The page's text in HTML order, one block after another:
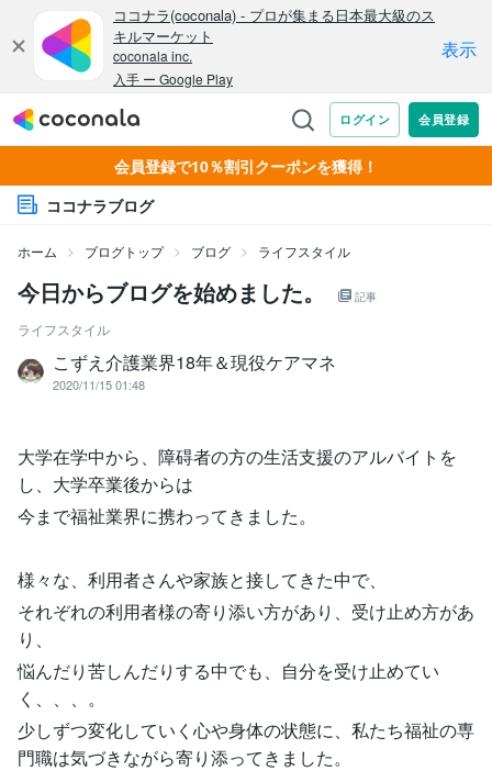
会員登録で10％割引クーポンを獲得！
ココナラブログ
ホーム ブログトップ ブログ ライフスタイル
今日からブログを始めました。 記事
ライフスタイル
こずえ介護業界18年＆現役ケアマネ
2020/11/15 01:48
大学在学中から、障碍者の方の生活支援のアルバイトを
し、大学卒業後からは
今まで福祉業界に携わってきました。
様々な、利用者さんや家族と接してきた中で、
それぞれの利用者様の寄り添い方があり、受け止め方があ
り、
悩んだり苦しんだりする中でも、自分を受け止めてい
く、、、。
少しずつ変化していく心や身体の状態に、私たち福祉の専
門職は気づきながら寄り添ってきました。